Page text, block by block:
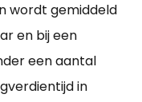
wordt gemiddeld
en bij een
een aantal
in